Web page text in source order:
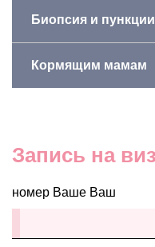
Биопсия и пункции
Кормящим мамам
Запись на
номер Ваше Ваш